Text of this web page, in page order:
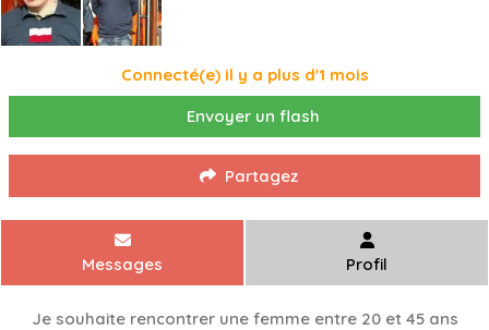
Connecté(e) il y a plus d'1 mois
Envoyer un flash
Partagez
Messages Profil
Je souhaite rencontrer une femme entre 20 et 45 ans